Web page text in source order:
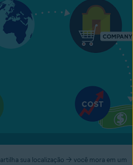
sua localização → você mora em um